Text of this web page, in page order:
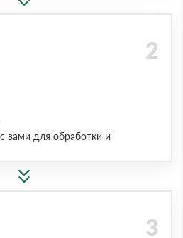
вами для обработки и